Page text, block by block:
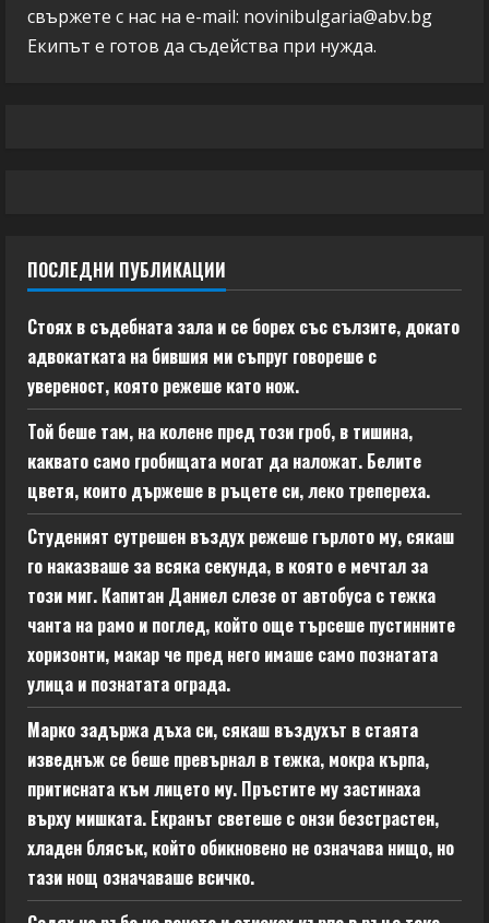
свържете с нас на e-mail: novinibulgaria@abv.bg
Екипът е готов да съдейства при нужда.
ПОСЛЕДНИ ПУБЛИКАЦИИ
Стоях в съдебната зала и се борех със сълзите, докато
адвокатката на бившия ми съпруг говореше с
увереност, която режеше като нож.
Той беше там, на колене пред този гроб, в тишина,
каквато само гробищата могат да наложат. Белите
цветя, които държеше в ръцете си, леко трепереха.
Студеният сутрешен въздух режеше гърлото му, сякаш
го наказваше за всяка секунда, в която е мечтал за
този миг. Капитан Даниел слезе от автобуса с тежка
чанта на рамо и поглед, който още търсеше пустинните
хоризонти, макар че пред него имаше само познатата
улица и познатата ограда.
Марко задържа дъха си, сякаш въздухът в стаята
изведнъж се беше превърнал в тежка, мокра кърпа,
притисната към лицето му. Пръстите му застинаха
върху мишката. Екранът светеше с онзи безстрастен,
хладен блясък, който обикновено не означава нищо, но
тази нощ означаваше всичко.